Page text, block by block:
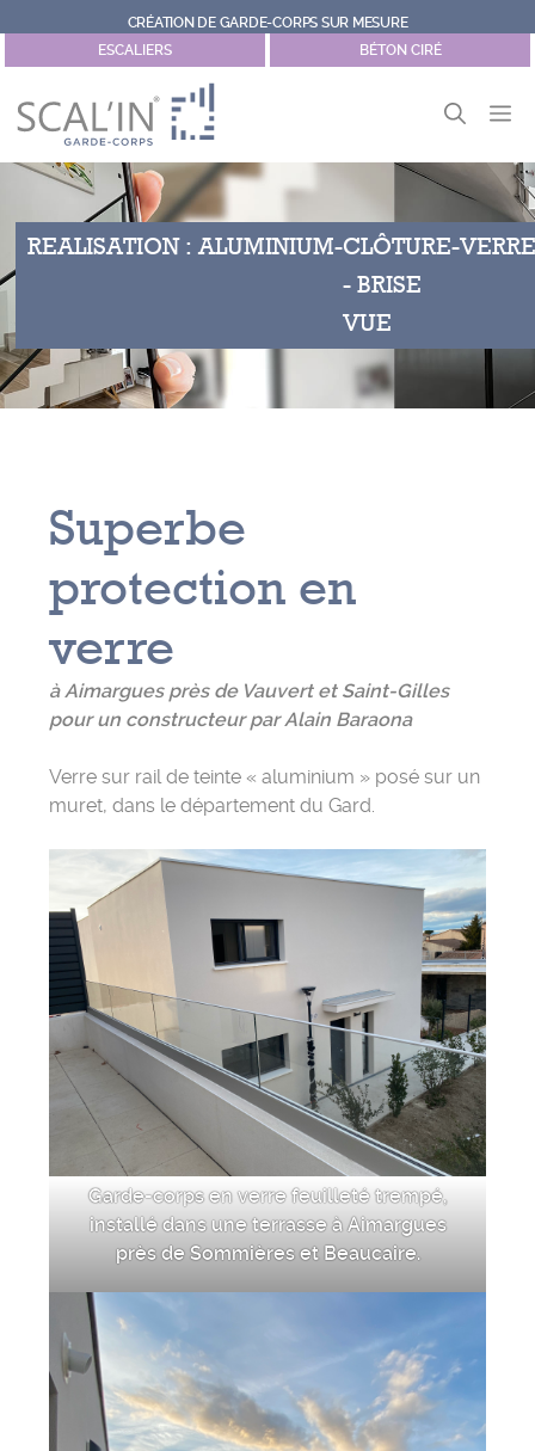
au
contenu
CRÉATION DE GARDE-CORPS SUR MESURE
ESCALIERS
BÉTON CIRÉ
REALISATION :ALUMINIUM-CLÔTURE
- BRISE
VUE
-
Superbe
protection en
verre
à Aimargues près de Vauvert et Saint-Gilles
pour un constructeur par Alain Baraona
Verre sur rail de teinte « aluminium » posé sur un
muret, dans le département du Gard.
Garde-corps en verre feuilleté trempé,
installé dans une terrasse à Aimargues
près de Sommières et Beaucaire.